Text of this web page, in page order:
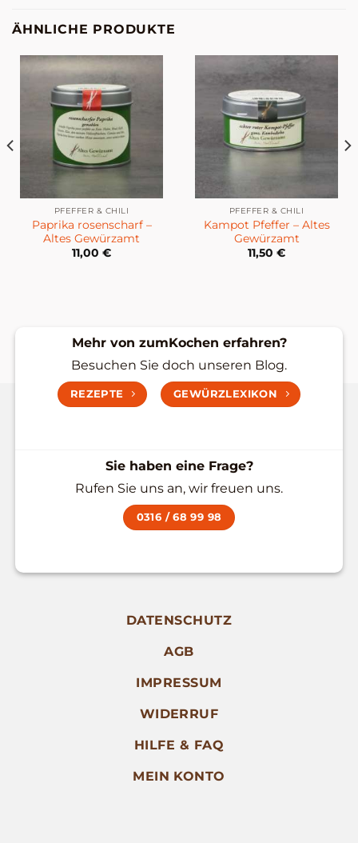
ÄHNLICHE PRODUKTE
PFEFFER & CHILI
Paprika rosenscharf –
Altes Gewürzamt
11,00 €
PFEFFER & CHILI
Kampot Pfeffer – Altes
Gewürzamt
11,50 €
Mehr von zumKochen erfahren?
Besuchen Sie doch unseren Blog.
REZEPTE GEWÜRZLEXIKON
Sie haben eine Frage?
Rufen Sie uns an, wir freuen uns.
0316 / 68 99 98
DATENSCHUTZ
AGB
IMPRESSUM
WIDERRUF
HILFE & FAQ
MEIN KONTO